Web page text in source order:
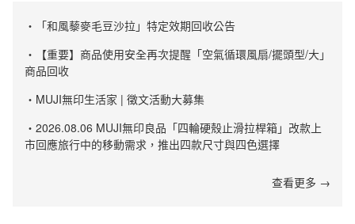
・「和風藜麥毛豆沙拉」特定效期回收公告
・【重要】商品使用安全再次提醒「空氣循環風扇/擺頭型/大」
商品回收
・MUJI無印生活家 | 徵文活動大募集
・2026.08.06 MUJI無印良品「四輪硬殼止滑拉桿箱」改款上
市回應旅行中的移動需求，推出四款尺寸與四色選擇
查看更多 →